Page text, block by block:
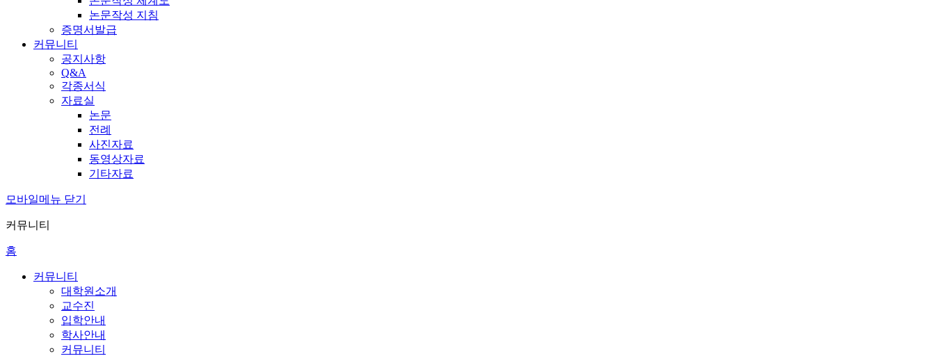
논문작성 지침
증명서발급
커뮤니티
공지사항
Q&A
각종서식
자료실
논문
전례
사진자료
동영상자료
기타자료
모바일메뉴 닫기
커뮤니티
홈
커뮤니티
대학원소개
교수진
입학안내
학사안내
커뮤니티